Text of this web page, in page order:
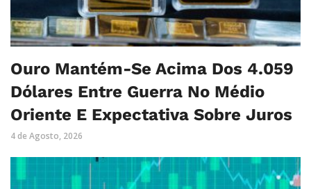
Ouro Mantém-Se Acima Dos 4.059
Dólares Entre Guerra No Médio
Oriente E Expectativa Sobre Juros
4 de Agosto, 2026